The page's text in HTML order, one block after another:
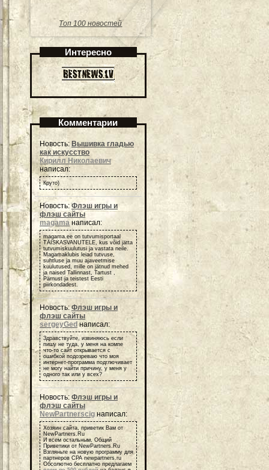
Топ 100 новостей
Интересно
Комментарии
Новость: Вышивка гладью
как искусство
Кирилл Николаевич
написал:
Круто)
Новость:Флэш игры и
флэш сайты
magama написал:
magama.ee on tutvumisportaal
TÄISKASVANUTELE, kus võid jätta
tutvumiskuulutusi ja vastata neile.
Magamaklubis leiad tutvuse,
suhtluse ja muu ajaveetmise
kuulutused, mille on jätnud mehed
ja naised Tallinnast, Tartust ,
Pärnust ja teistest Eesti
piirkondadest.
Новость:Флэш игры и
флэш сайты
sergeyGed написал:
Здравствуйте, извиняюсь если
пишу не туда, у меня на компе
что-то сайт открывается с
ошибкой подозреваю что моя
интернет-программа подглючивает
не могу найти причину, у меня у
одного так или у всех?
Новость: Флэш игры и
флэш сайты
NewPartnerscig написал:
Хозяин сайта, приветик Вам от
NewPartners.Ru
И всем остальным, Общий
Приветики от NewPartners.Ru
Взгляньте на новую программу для
партнеров СРА newpartners.ru
Обсолютно бесплатно предлагаем